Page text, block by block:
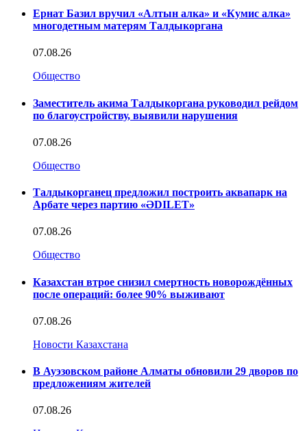
Ернат Базил вручил «Алтын алка» и «Кумис алка»
многодетным матерям Талдыкоргана
07.08.26
Общество
Заместитель акима Талдыкоргана руководил рейдом
по благоустройству, выявили нарушения
07.08.26
Общество
Талдыкорганец предложил построить аквапарк на
Арбате через партию «ӘDILET»
07.08.26
Общество
Казахстан втрое снизил смертность новорождённых
после операций: более 90% выживают
07.08.26
Новости Казахстана
В Ауэзовском районе Алматы обновили 29 дворов по
предложениям жителей
07.08.26